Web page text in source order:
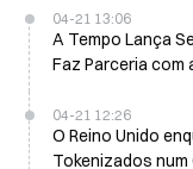
04-21 13:06
A Tempo Lança
Faz Parceria com
04-21 12:26
O Reino Unido
Tokenizados